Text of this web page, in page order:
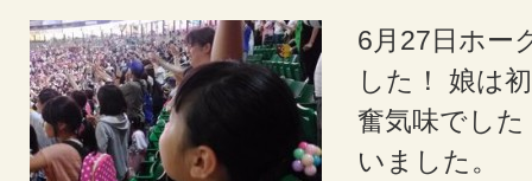
6月27日ホー
した！ 娘は
奮気味でし
いました。